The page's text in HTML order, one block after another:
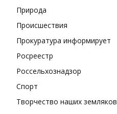
Природа
Происшествия
Прокуратура информирует
Росреестр
Россельхознадзор
Спорт
Творчество наших земляков